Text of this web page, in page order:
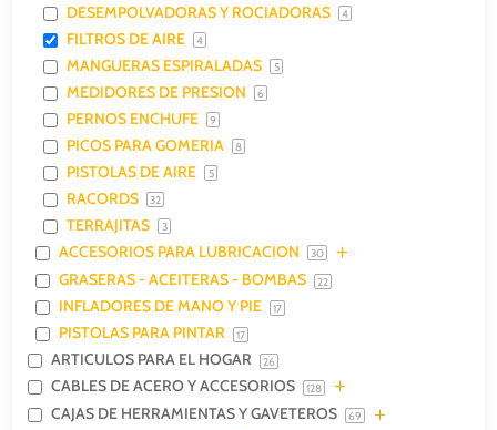
DESEMPOLVADORAS Y ROCIADORAS 4
FILTROS DE AIRE 4
MANGUERAS ESPIRALADAS 5
MEDIDORES DE PRESION 6
PERNOS ENCHUFE 9
PICOS PARA GOMERIA 8
PISTOLAS DE AIRE 5
RACORDS 32
TERRAJITAS 3
ACCESORIOS PARA LUBRICACION 30
GRASERAS - ACEITERAS - BOMBAS 22
INFLADORES DE MANO Y PIE 17
PISTOLAS PARA PINTAR 17
ARTICULOS PARA EL HOGAR 26
CABLES DE ACERO Y ACCESORIOS 128
CAJAS DE HERRAMIENTAS Y GAVETEROS 69